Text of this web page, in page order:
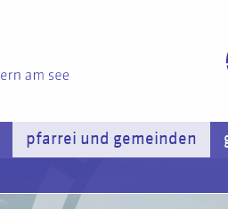
pfarrei und gemeinden